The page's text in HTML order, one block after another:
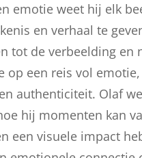
emotie weet hij elk
en verhaal te
tot de verbeelding en
op een reis vol emotie,
authenticiteit. Olaf
hij momenten kan
een visuele impact